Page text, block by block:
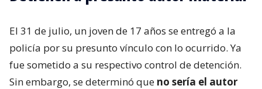
El 31 de julio, un joven de 17 años se entregó a la
policía por su presunto vínculo con lo ocurrido. Ya
fue sometido a su respectivo control de detención.
Sin embargo, se determinó que no sería el autor